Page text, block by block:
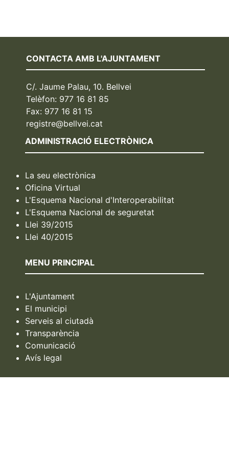
CONTACTA AMB L'AJUNTAMENT
C/. Jaume Palau, 10. Bellvei
Telèfon: 977 16 81 85
Fax: 977 16 81 15
registre@bellvei.cat
ADMINISTRACIÓ ELECTRÒNICA
La seu electrònica
Oficina Virtual
L'Esquema Nacional d'Interoperabilitat
L'Esquema Nacional de seguretat
Llei 39/2015
Llei 40/2015
MENU PRINCIPAL
L'Ajuntament
El municipi
Serveis al ciutadà
Transparència
Comunicació
Avís legal